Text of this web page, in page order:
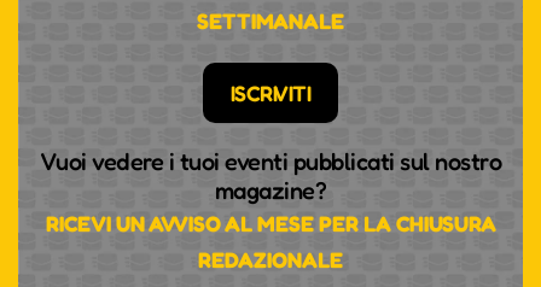
SETTIMANALE
ISCRIVITI
Vuoi vedere i tuoi eventi pubblicati sul nostro
magazine?
RICEVI UN AVVISO AL MESE PER LA CHIUSURA
REDAZIONALE